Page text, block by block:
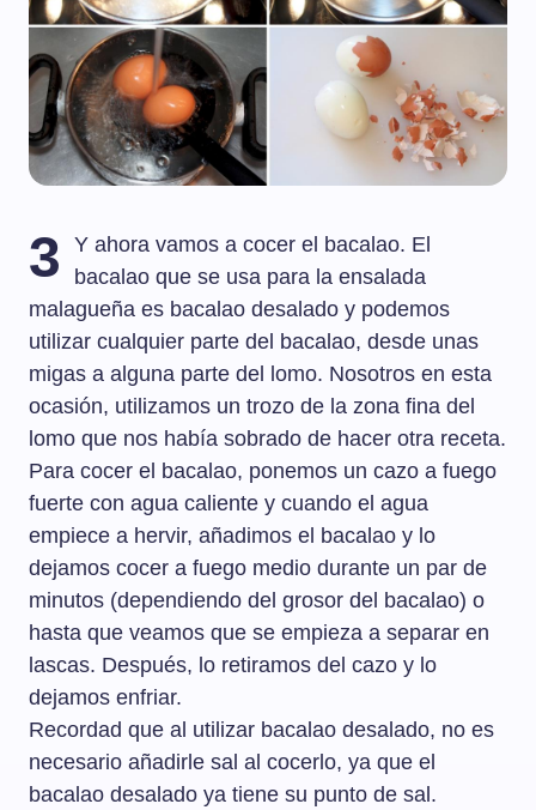
3
Y ahora vamos a cocer el bacalao. El
bacalao que se usa para la ensalada
malagueña es bacalao desalado y podemos
utilizar cualquier parte del bacalao, desde unas
migas a alguna parte del lomo. Nosotros en esta
ocasión, utilizamos un trozo de la zona fina del
lomo que nos había sobrado de hacer otra receta.
Para cocer el bacalao, ponemos un cazo a fuego
fuerte con agua caliente y cuando el agua
empiece a hervir, añadimos el bacalao y lo
dejamos cocer a fuego medio durante un par de
minutos (dependiendo del grosor del bacalao) o
hasta que veamos que se empieza a separar en
lascas. Después, lo retiramos del cazo y lo
dejamos enfriar.
Recordad que al utilizar bacalao desalado, no es
necesario añadirle sal al cocerlo, ya que el
bacalao desalado ya tiene su punto de sal.